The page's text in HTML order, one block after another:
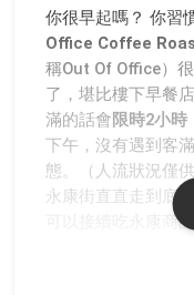
你很早起嗎？ 你習
Office Coffee
稱Out Of Office）
了，堪比樓下早餐
滿的話會限時2小時
下午，沒有遇到客
態。（人流狀況僅
永康街直直走到底
可以接續吃永康商